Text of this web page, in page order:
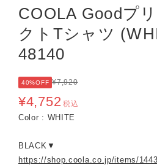
COOLA Goodプ
クトTシャツ
48140
40%OFF ¥7,920
¥4,752 税込
Color : WHITE
BLACK▼
https://shop.coola.co.jp/items/